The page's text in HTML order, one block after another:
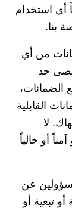
أي استخدام
بنا.
من أي
حد
الضمانات،
القابلية
لا
أو خالياً
عن
تبعية أو